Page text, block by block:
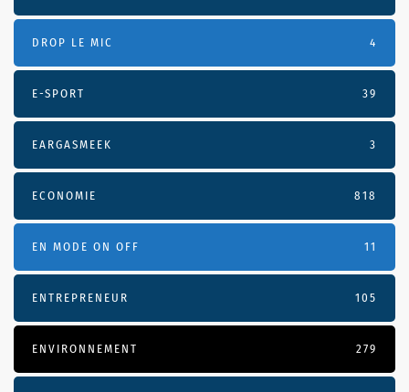
DROP LE MIC 4
E-SPORT 39
EARGASMEEK 3
ECONOMIE 818
EN MODE ON OFF 11
ENTREPRENEUR 105
ENVIRONNEMENT 279